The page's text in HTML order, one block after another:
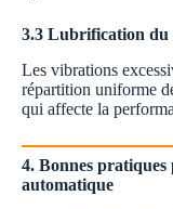
3.3 Lubrification du
Les vibrations
répartition uniforme
qui affecte la
4. Bonnes
automatique